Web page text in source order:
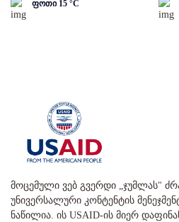
ფოთი 15 °C
მოცემული ვებ გვერდი „ჯუმლას"
უნივერსალური კონტენტის
ნაწილია. ის USAID-ის მიერ